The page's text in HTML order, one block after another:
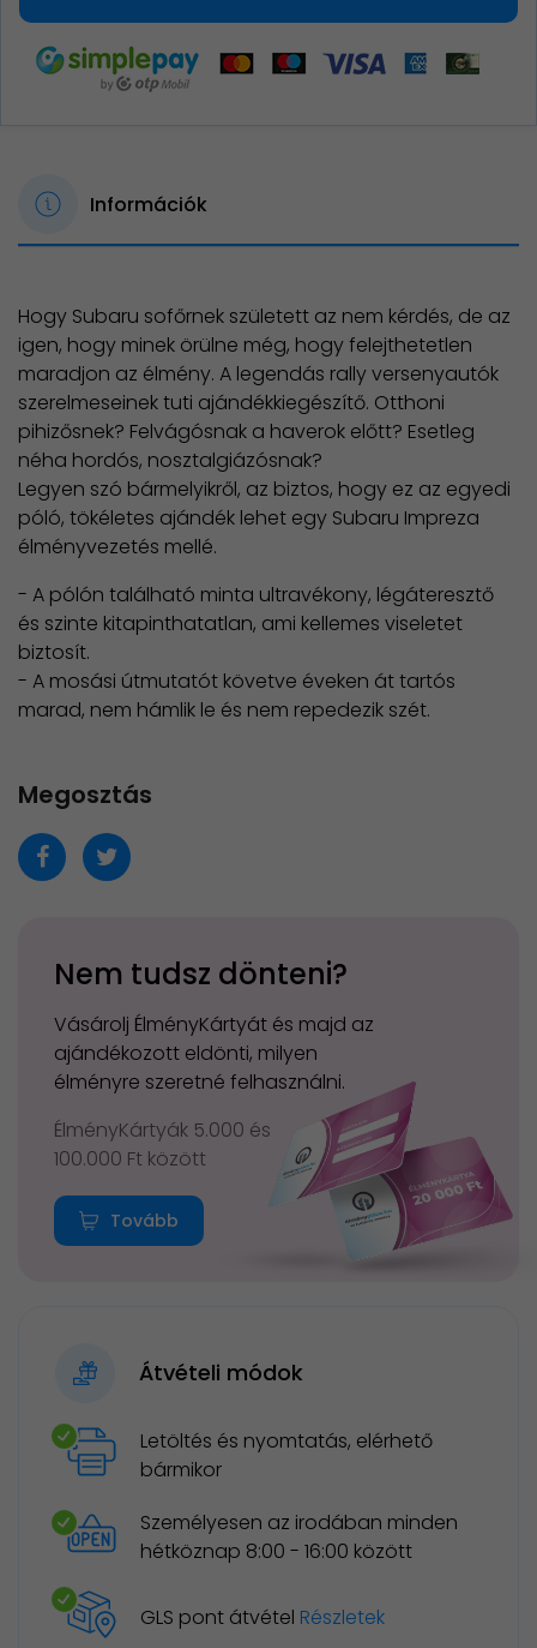
Információk
Hogy Subaru sofőrnek született az nem kérdés, de az
igen, hogy minek örülne még, hogy felejthetetlen
maradjon az élmény. A legendás rally versenyautók
szerelmeseinek tuti ajándékkiegészítő. Otthoni
pihizősnek? Felvágósnak a haverok előtt? Esetleg
néha hordós, nosztalgiázósnak?
Legyen szó bármelyikről, az biztos, hogy ez az egyedi
póló, tökéletes ajándék lehet egy Subaru Impreza
élményvezetés mellé.
- A pólón található minta ultravékony, légáteresztő
és szinte kitapinthatatlan, ami kellemes viseletet
biztosít.
- A mosási útmutatót követve éveken át tartós
marad, nem hámlik le és nem repedezik szét.
Megosztás
Nem tudsz dönteni?
Vásárolj ÉlményKártyát és majd az
ajándékozott eldönti, milyen
élményre szeretné felhasználni.
ÉlményKártyák 5.000 és
100.000 Ft között
Tovább
Átvételi módok
Letöltés és nyomtatás, elérhető
bármikor
Személyesen az irodában minden
hétköznap 8:00 - 16:00 között
GLS pont átvétel Részletek